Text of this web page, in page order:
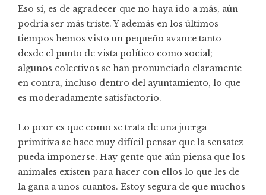
Eso sí, es de agradecer que no haya ido a más, aún
podría ser más triste. Y además en los últimos
tiempos hemos visto un pequeño avance tanto
desde el punto de vista político como social;
algunos colectivos se han pronunciado claramente
en contra, incluso dentro del ayuntamiento, lo que
es moderadamente satisfactorio.
Lo peor es que como se trata de una juerga
primitiva se hace muy difícil pensar que la sensatez
pueda imponerse. Hay gente que aún piensa que los
animales existen para hacer con ellos lo que les de
la gana a unos cuantos. Estoy segura de que muchos